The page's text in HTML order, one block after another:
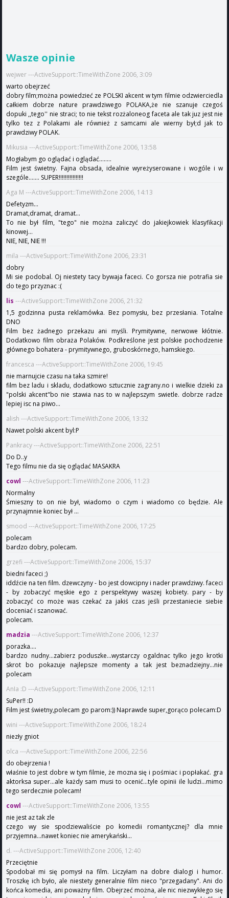
Wasze opinie
wejwer ---ActiveSupport::TimeWithZone 2006, 3:09
warto obejrzeć
dobry film;można powiedzieć ze POLSKI akcent w tym filmie odzwierciedla
całkiem dobrze nature prawdziwego POLAKA,że nie szanuje czegoś
dopuki ,,tego'' nie straci; to nie tekst rozżaloneog faceta ale tak juz jest nie
tylko tez z Polakami ale również z samcami ale wierny był;d jak to
prawdziwy POLAK.
Mikusia ---ActiveSupport::TimeWithZone 2006, 13:58
Mogłabym go oglądać i oglądać........
Film jest świetny. Fajna obsada, idealnie wyreżyserowane i wogóle i w
szególe....... SUPER!!!!!!!!!!!!!!!!
Aga M ---ActiveSupport::TimeWithZone 2006, 14:13
Defetyzm...
Dramat,dramat, dramat...
To nie był film, "tego" nie można zaliczyć do jakiejkowiek klasyfikacji
kinowej...
NIE, NIE, NIE !!!
mila ---ActiveSupport::TimeWithZone 2006, 23:31
dobry
Mi sie podobal. Oj niestety tacy bywaja faceci. Co gorsza nie potrafia sie
do tego przyznac :(
lis ---ActiveSupport::TimeWithZone 2006, 21:32
1,5 godzinna pusta reklamówka. Bez pomysłu, bez przesłania. Totalne
DNO
Film bez żadnego przekazu ani myśli. Prymitywne, nerwowe kłótnie.
Dodatkowo film obraża Polaków. Podkreślone jest polskie pochodzenie
głównego bohatera - prymitywnego, gruboskórnego, hamskiego.
francesca ---ActiveSupport::TimeWithZone 2006, 19:45
nie marnujcie czasu na taka szmire!
film bez ladu i skladu, dodatkowo sztucznie zagrany.no i wielkie dzieki za
"polski akcent"bo nie stawia nas to w najlepszym swietle. dobrze radze
lepiej isc na piwo...
alish ---ActiveSupport::TimeWithZone 2006, 13:32
Nawet polski akcent byl:P
Pankracy ---ActiveSupport::TimeWithZone 2006, 22:51
Do D..y
Tego filmu nie da się oglądać MASAKRA
cowl ---ActiveSupport::TimeWithZone 2006, 11:23
Normalny
Śmieszny to on nie był, wiadomo o czym i wiadomo co będzie. Ale
przynajmnie koniec był ...
smood ---ActiveSupport::TimeWithZone 2006, 17:25
polecam
bardzo dobry, polecam.
grzefi ---ActiveSupport::TimeWithZone 2006, 15:37
biedni faceci ;)
iddźcie na ten film. dzewczyny - bo jest dowcipny i nader prawdziwy. faceci
- by zobaczyć męskie ego z perspektywy waszej kobiety. pary - by
zobaczyć co może was czekać za jakiś czas jeśli przestaniecie siebie
doceniać i szanować.
polecam.
madzia ---ActiveSupport::TimeWithZone 2006, 12:37
porazka....
bardzo nudny...zabierz poduszke...wystarczy ogaldnac tylko jego krotki
skrot bo pokazuje najlepsze momenty a tak jest beznadziejny...nie
polecam
AnIa :D ---ActiveSupport::TimeWithZone 2006, 12:11
SuPer!! :D
Film jest świetny,polecam go parom:)) Naprawde super,gorąco polecam:D
wini ---ActiveSupport::TimeWithZone 2006, 18:24
niezły gniot
olca ---ActiveSupport::TimeWithZone 2006, 22:56
do obejrzenia !
właśnie to jest dobre w tym filmie, że mozna się i pośmiac i popłakać. gra
aktorksa super...ale każdy sam musi to ocenić...tyle opinii ile ludzi...mimo
tego serdecznie polecam!
cowl ---ActiveSupport::TimeWithZone 2006, 13:55
nie jest az tak zle
czego wy sie spodziewaliście po komedii romantycznej? dla mnie
przyjemna...nawet koniec nie amerykański...
d. ---ActiveSupport::TimeWithZone 2006, 12:40
Przeciętnie
Spodobał mi się pomysł na film. Liczyłam na dobre dialogi i humor.
Troszkę ich było, ale niestety generalnie film nieco "przegadany". Ani do
końca komedia, ani poważny film. Obejrzeć można, ale nic niezwykłego się